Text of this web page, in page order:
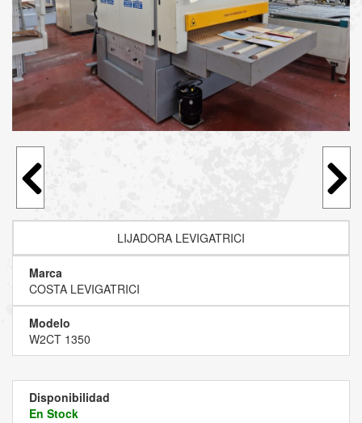
LIJADORA LEVIGATRICI
Marca
COSTA LEVIGATRICI
Modelo
W2CT 1350
Disponibilidad
En Stock